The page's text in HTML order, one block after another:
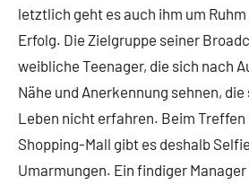
letztlich geht es auch ihm um
Erfolg. Die Zielgruppe seiner
weibliche Teenager, die sich nach
Nähe und Anerkennung sehnen,
Leben nicht erfahren. Beim Treffen
Shopping-Mall gibt es deshalb
Umarmungen. Ein findiger